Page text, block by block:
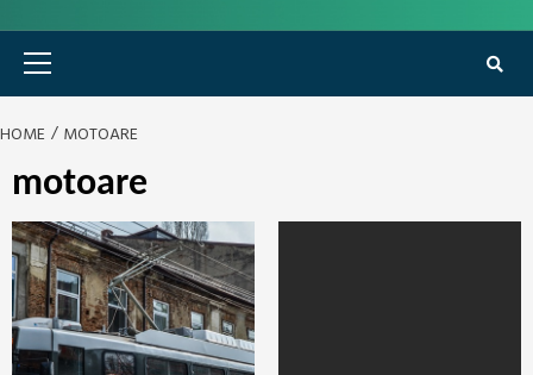
Primary
Menu
HOME MOTOARE
motoare